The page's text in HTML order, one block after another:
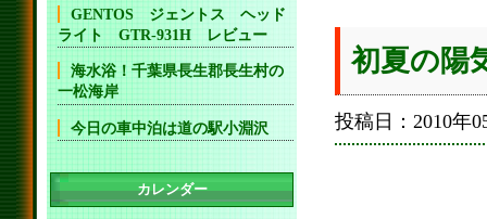
初夏の陽
投稿日：2010年
GENTOS ジェントス ヘッド
ライト GTR-931H レビュー
海水浴！千葉県長生郡長生村の
一松海岸
今日の車中泊は道の駅小淵沢
カレンダー